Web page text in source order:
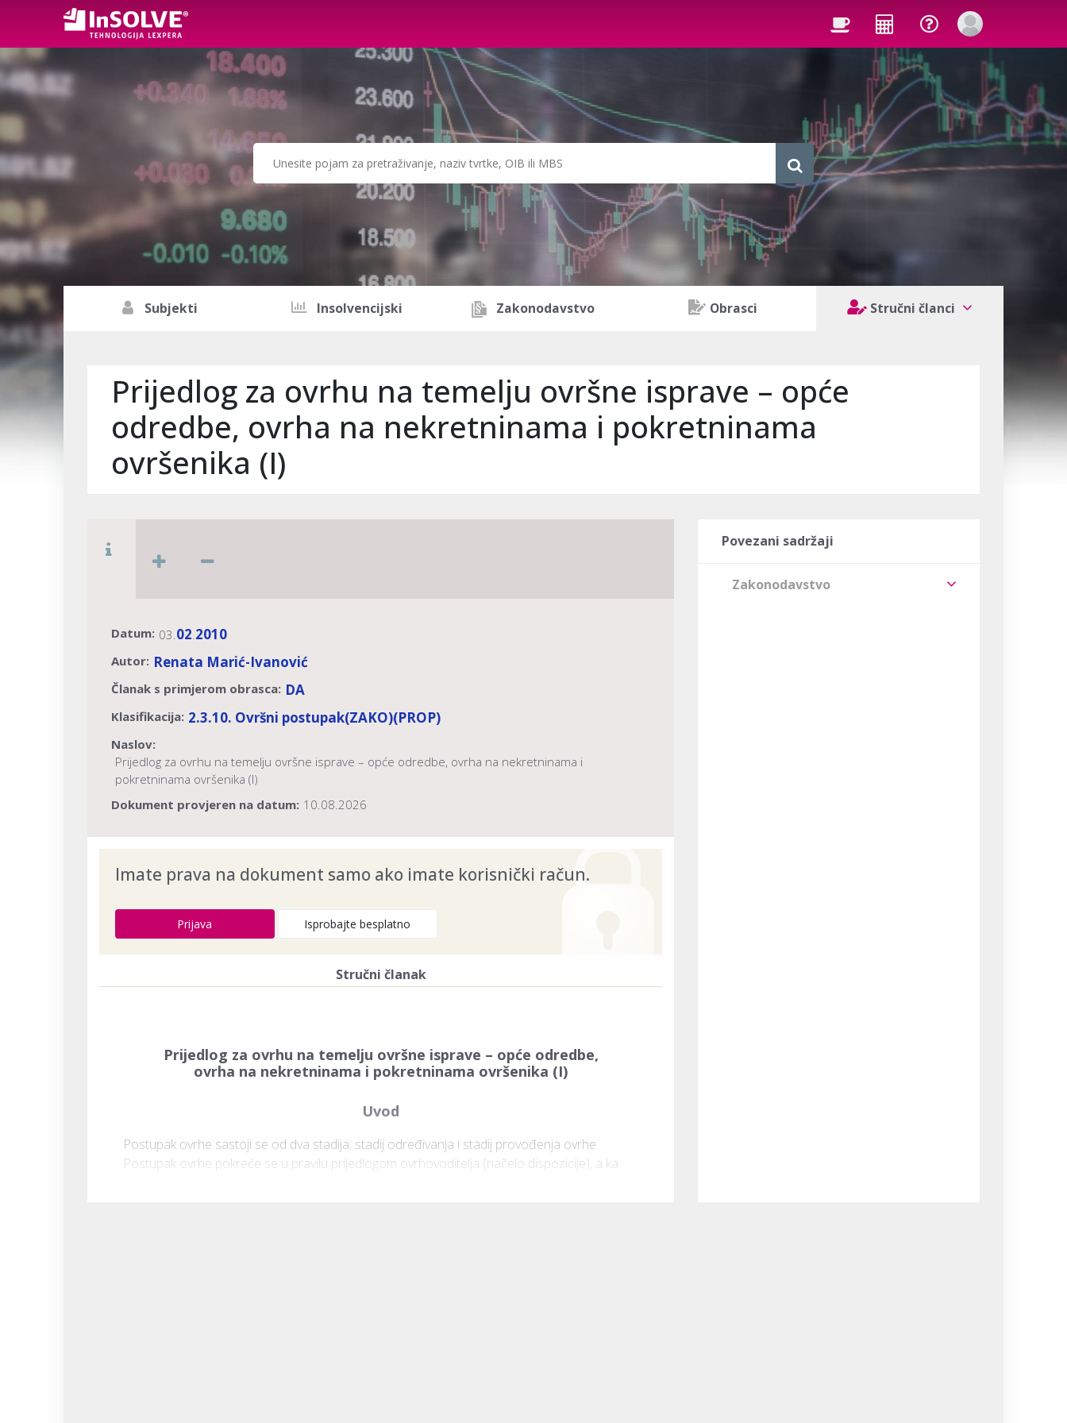
Subjekti Insolvencijski Zakonodavstvo Obrasci Stručni članci
Prijedlog za ovrhu na temelju ovršne isprave – opće
odredbe, ovrha na nekretninama i pokretninama
ovršenika (I)
Datum: 03.02.2010
Autor: Renata Marić-Ivanović
Članak s primjerom obrasca: DA
Klasifikacija: 2.3.10. Ovršni postupak(ZAKO)(PROP)
Naslov:
Prijedlog za ovrhu na temelju ovršne isprave – opće odredbe, ovrha na nekretninama i
pokretninama ovršenika (I)
Dokument provjeren na datum: 10.08.2026
Imate prava na dokument samo ako imate korisnički račun.
Prijava Isprobajte besplatno
Stručni članak
Prijedlog za ovrhu na temelju ovršne isprave – opće odredbe,
ovrha na nekretninama i pokretninama ovršenika (I)
Uvod
Postupak ovrhe sastoji se od dva stadija; stadij određivanja i stadij provođenja ovrhe.
Postupak ovrhe pokreće se u pravilu prijedlogom ovrhovoditelja (načelo dispozicije), a ka
Povezani sadržaji
Zakonodavstvo